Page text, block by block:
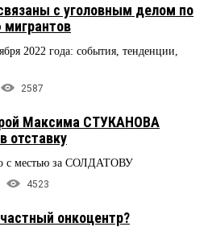
с уголовным делом по
мигрантов
2022 года: события, тенденции,
2587
Максима СТУКАНОВА
отставку
с местью за СОЛДАТОВУ
4523
онкоцентр?